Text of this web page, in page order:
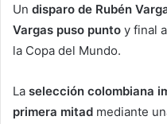
Un disparo de Rubén
Vargas puso punto y final
la Copa del Mundo.
La selección colombiana
primera mitad mediante